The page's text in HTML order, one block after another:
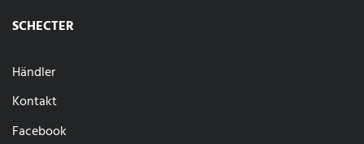
SCHECTER
Händler
Kontakt
Facebook